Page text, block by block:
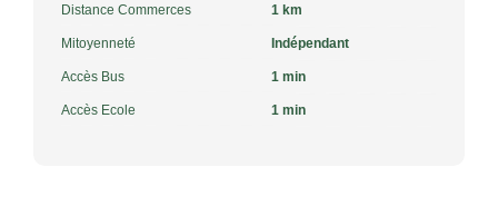
Distance Commerces 1 km
Mitoyenneté Indépendant
Accès Bus 1 min
Accès Ecole 1 min